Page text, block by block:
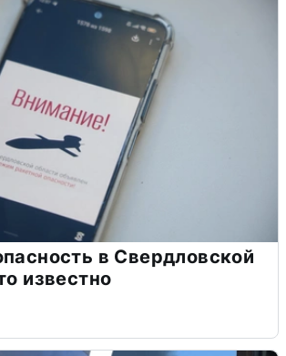
в Свердловской
известно